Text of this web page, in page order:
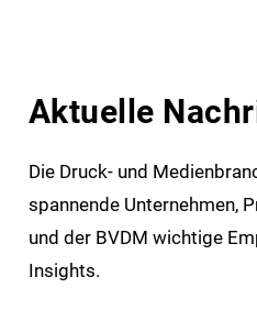
Aktuelle
Die Druck- und
spannende Unternehmen,
und der BVDM wichtige
Insights.